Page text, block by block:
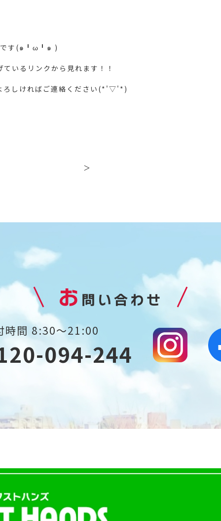
です(๑╹ω╹๑ )
いるリンクから見れます！！
ろしければご連絡ください(*'▽'*)
＞
お 問い合わせ
時間 8:30～21:00
094-244